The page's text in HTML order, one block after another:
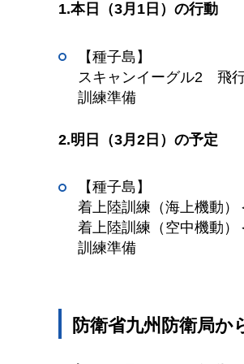
1.本日（3月1日）の行動
【種子島】
スキャンイーグル2
飛
訓練準備
2.明日（3月2日）の予定
【種子島】
着上陸訓練（海上機動）
着上陸訓練（空中機動）
訓練準備
防衛省九州防衛局か